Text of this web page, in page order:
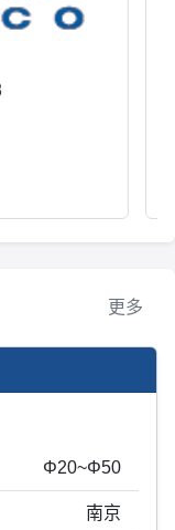
更多
Φ20~Φ50
南京